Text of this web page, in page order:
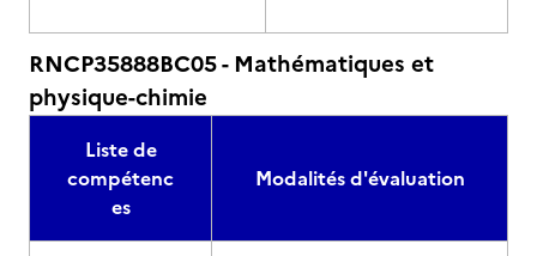
RNCP35888BC05 - Mathématiques et
physique-chimie
Liste de
compétenc
es
Modalités d'évaluation